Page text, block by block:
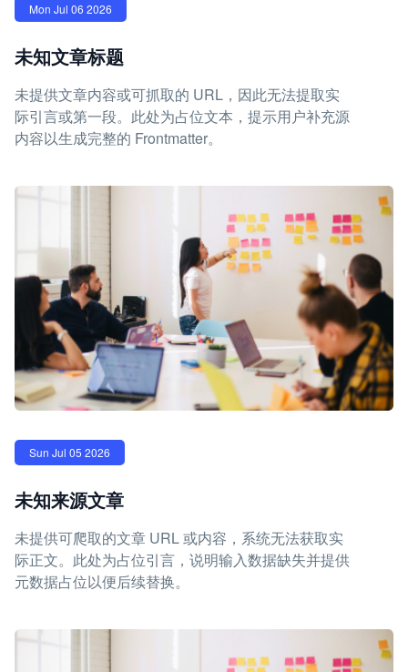
Mon Jul 06 2026
未知文章标题
未提供文章内容或可抓取的 URL，因此无法提取实
际引言或第一段。此处为占位文本，提示用户补充源
内容以生成完整的 Frontmatter。
Sun Jul 05 2026
未知来源文章
未提供可爬取的文章 URL 或内容，系统无法获取实
际正文。此处为占位引言，说明输入数据缺失并提供
元数据占位以便后续替换。